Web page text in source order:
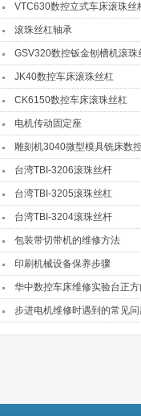
VTC630数控立式车床滚珠丝
滚珠丝杠轴承
GSV320数控钣金刨槽机滚珠
JK40数控车床滚珠丝杠
CK6150数控车床滚珠丝杠
电机传动固定座
雕刻机3040微型模具铣床数
台湾TBI-3206滚珠丝杆
台湾TBI-3205滚珠丝杠
台湾TBI-3204滚珠丝杆
包装带切带机的维修方法
印刷机械设备保养步骤
华中数控车床维修实验台正
步进电机维修时遇到的常见